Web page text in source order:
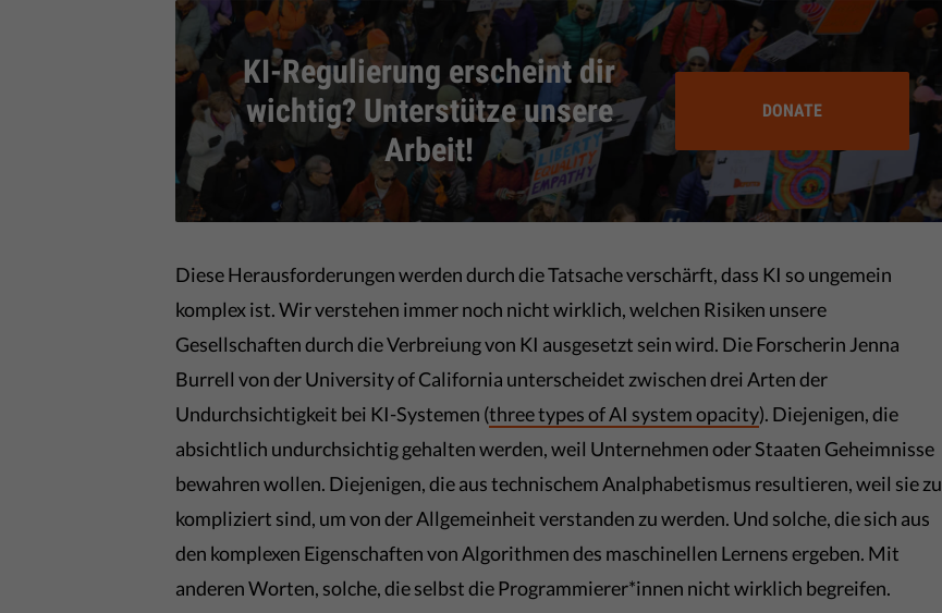
KI-Regulierung erscheint dir
wichtig? Unterstütze unsere
Arbeit!
DONATE
Diese Herausforderungen werden durch die Tatsache verschärft, dass KI so ungemein
komplex ist. Wir verstehen immer noch nicht wirklich, welchen Risiken unsere
Gesellschaften durch die Verbreiung von KI ausgesetzt sein wird. Die Forscherin Jenna
Burrell von der University of California unterscheidet zwischen drei Arten der
Undurchsichtigkeit bei KI-Systemen (three types of AI system opacity). Diejenigen, die
absichtlich undurchsichtig gehalten werden, weil Unternehmen oder Staaten Geheimnisse
bewahren wollen. Diejenigen, die aus technischem Analphabetismus resultieren, weil sie zu
kompliziert sind, um von der Allgemeinheit verstanden zu werden. Und solche, die sich aus
den komplexen Eigenschaften von Algorithmen des maschinellen Lernens ergeben. Mit
anderen Worten, solche, die selbst die Programmierer*innen nicht wirklich begreifen.